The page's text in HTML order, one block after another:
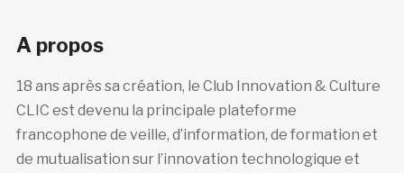
A propos
18 ans après sa création, le Club Innovation & Culture
CLIC est devenu la principale plateforme
francophone de veille, d’information, de formation et
de mutualisation sur l’innovation technologique et